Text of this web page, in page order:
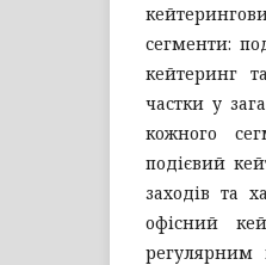
сегменти:
кейтеринг
частки у
кожного
подієвий
заходів та
офісний
регулярним